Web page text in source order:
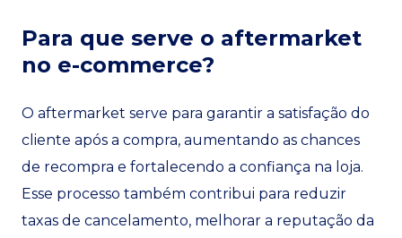
Para que serve o aftermarket
no e-commerce?
O aftermarket serve para garantir a satisfação do
cliente após a compra, aumentando as chances
de recompra e fortalecendo a confiança na loja.
Esse processo também contribui para reduzir
taxas de cancelamento, melhorar a reputação da